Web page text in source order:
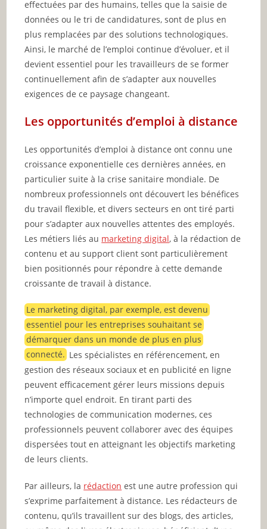
effectuées par des humains, telles que la saisie de
données ou le tri de candidatures, sont de plus en
plus remplacées par des solutions technologiques.
Ainsi, le marché de l’emploi continue d’évoluer, et il
devient essentiel pour les travailleurs de se former
continuellement afin de s’adapter aux nouvelles
exigences de ce paysage changeant.
Les opportunités d’emploi à distance
Les opportunités d’emploi à distance ont connu une
croissance exponentielle ces dernières années, en
particulier suite à la crise sanitaire mondiale. De
nombreux professionnels ont découvert les bénéfices
du travail flexible, et divers secteurs en ont tiré parti
pour s’adapter aux nouvelles attentes des employés.
Les métiers liés au marketing digital, à la rédaction de
contenu et au support client sont particulièrement
bien positionnés pour répondre à cette demande
croissante de travail à distance.
Le marketing digital, par exemple, est devenu
essentiel pour les entreprises souhaitant se
démarquer dans un monde de plus en plus
connecté. Les spécialistes en référencement, en
gestion des réseaux sociaux et en publicité en ligne
peuvent efficacement gérer leurs missions depuis
n’importe quel endroit. En tirant parti des
technologies de communication modernes, ces
professionnels peuvent collaborer avec des équipes
dispersées tout en atteignant les objectifs marketing
de leurs clients.
Par ailleurs, la rédaction est une autre profession qui
s’exprime parfaitement à distance. Les rédacteurs de
contenu, qu’ils travaillent sur des blogs, des articles,